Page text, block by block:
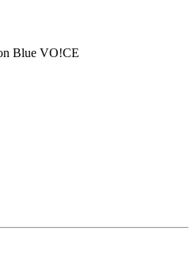
Blue VO!CE